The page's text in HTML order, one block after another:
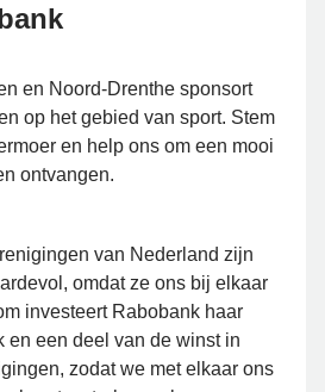
en Noord-Drenthe sponsort
op het gebied van sport. Stem
en help ons om een mooi
ontvangen.
van Nederland zijn
omdat ze ons bij elkaar
investeert Rabobank haar
en een deel van de winst in
zodat we met elkaar ons